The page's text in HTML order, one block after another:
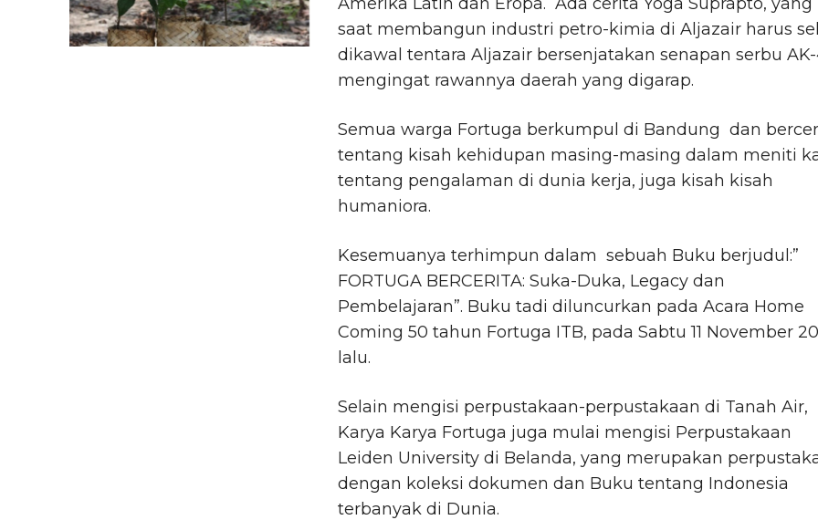
saat membangun industri petro-kimia di Aljazair harus
dikawal tentara Aljazair bersenjatakan senapan serbu AK-
mengingat rawannya daerah yang digarap.
Semua warga Fortuga berkumpul di Bandung dan
tentang kisah kehidupan masing-masing dalam meniti
tentang pengalaman di dunia kerja, juga kisah kisah
humaniora.
Kesemuanya terhimpun dalam sebuah Buku berjudul:”
FORTUGA BERCERITA: Suka-Duka, Legacy dan
Pembelajaran”. Buku tadi diluncurkan pada Acara Home
Coming 50 tahun Fortuga ITB, pada Sabtu 11 November
lalu.
Selain mengisi perpustakaan-perpustakaan di Tanah Air,
Karya Karya Fortuga juga mulai mengisi Perpustakaan
Leiden University di Belanda, yang merupakan
dengan koleksi dokumen dan Buku tentang Indonesia
terbanyak di Dunia.